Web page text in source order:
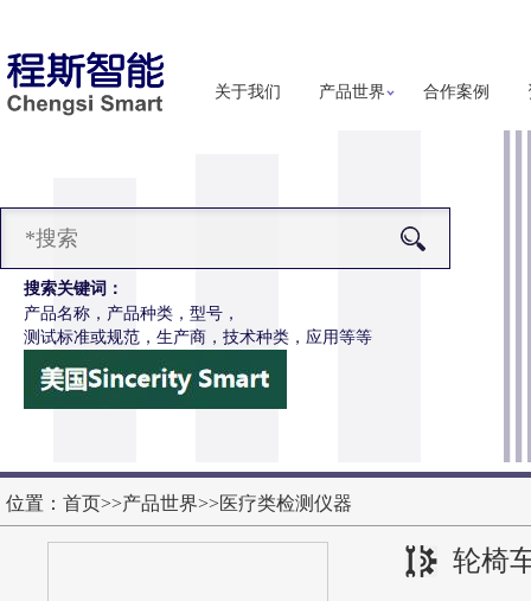
关于我们 产品世界 合作案例
搜索关键词：
产品名称，产品种类，型号，
测试标准或规范，生产商，技术种类，应用等等
电动轮椅车按键开关耐用性测试仪
位置： 首页>>产品世界>>医疗类检测仪器
轮椅